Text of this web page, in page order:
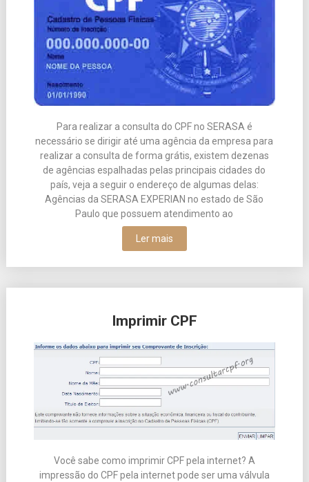
Para realizar a consulta do CPF no SERASA é
necessário se dirigir até uma agência da empresa para
realizar a consulta de forma grátis, existem dezenas
de agências espalhadas pelas principais cidades do
país, veja a seguir o endereço de algumas delas:
Agências da SERASA EXPERIAN no estado de São
Paulo que possuem atendimento ao
Ler mais
Imprimir CPF
Você sabe como imprimir CPF pela internet? A
impressão do CPF pela internet pode ser uma válvula